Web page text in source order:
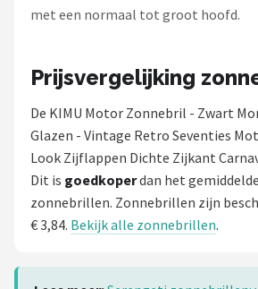
met een normaal tot groot hoofd.
Prijsvergelijking
De KIMU Motor Zonnebril - Zwart
Glazen - Vintage Retro Seventies
Look Zijflappen Dichte Zijkant
Dit is goedkoperdan het
zonnebrillen. Zonnebrillen zijn
€ 3,84. Bekijk alle zonnebrillen.